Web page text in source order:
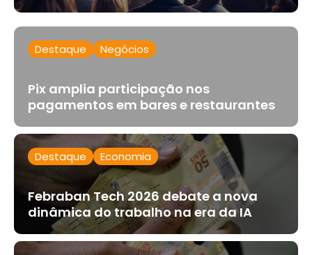
Destaque Negócios
Pix amplia participação nos
pagamentos em bares e restaurantes
Destaque Economia
Febraban Tech 2026 debate a nova
dinâmica do trabalho na era da IA